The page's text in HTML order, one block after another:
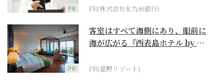
PR PR(株式会社北九州銀行)
PR
客室はすべて海側にあり、眼前に
海が広がる『西表島ホテル by 星
PR(星野リゾート)